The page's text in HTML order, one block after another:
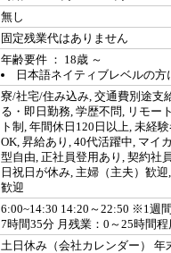
無し
固定残業代はありません
年齢要件 ： 18歳 ～
日本語ネイティブレベルの方
寮/社宅/住み込み, 交通費別途支
る・即日勤務, 学歴不問, リモー
ト制, 年間休日120日以上, 未経
OK, 昇給あり, 40代活躍中, マイ
型自由, 正社員登用あり, 契約社
日祝日が休み, 主婦（主夫）歓
歓迎
6:00~14:30 14:20～22:50 ※1週
7時間35分 月残業：0～25時間程
土日休み（会社カレンダー） 年